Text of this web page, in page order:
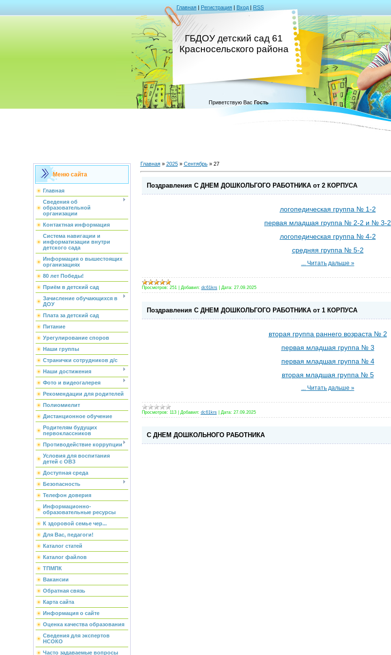
Главная | Регистрация | Вход | RSS
ГБДОУ детский сад 61
Красносельского района
Приветствую Вас Гость
Меню сайта
Главная
Сведения об
образовательной
организации
Контактная информация
Система навигации и
информатизации внутри
детского сада
Информация о вышестоящих
организациях
80 лет Победы!
Приём в детский сад
Зачисление обучающихся в
ДОУ
Плата за детский сад
Питание
Урегулирование споров
Наши группы
Странички сотрудников д/с
Наши достижения
Фото и видеогалерея
Рекомендации для родителей
Полиомиелит
Дистанционное обучение
Родителям будущих
первоклассников
Противодействие коррупции
Условия для воспитания
детей с ОВЗ
Доступная среда
Безопасность
Телефон доверия
Информационно-
образовательные ресурсы
К здоровой семье чер...
Для Вас, педагоги!
Каталог статей
Каталог файлов
ТПМПК
Вакансии
Обратная связь
Карта сайта
Информация о сайте
Оценка качества образования
Сведения для экспертов
НСОКО
Часто задаваемые вопросы
Главная» 2025 » Сентябрь » 27
Поздравления С ДНЕМ ДОШКОЛЬГОГО РАБОТНИКА от 2 КОРПУСА
логопедическая группа № 1-2
первая младшая группа № 2-2 и № 3-2
логопедическая группа № 4-2
средняя группа № 5-2
Читать дальше »
Просмотров: 251 Добавил: dc61krs Дата: 27.09.2025
Поздравления С ДНЕМ ДОШКОЛЬГОГО РАБОТНИКА от 1 КОРПУСА
вторая группа раннего возраста № 2
первая младшая группа № 3
первая младшая группа № 4
вторая младшая группа № 5
Читать дальше »
Просмотров: 113 Добавил: dc61krs Дата: 27.09.2025
С ДНЕМ ДОШКОЛЬНОГО РАБОТНИКА